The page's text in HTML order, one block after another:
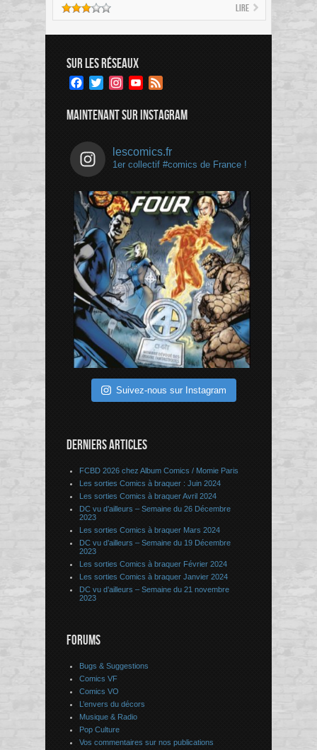
Lire
SUR LES RÉSEAUX
Facebook
TwitterInstagramYouTube
MAINTENANT SUR INSTAGRAM
lescomics.fr
1er collectif #comics de France !
Suivez-nous sur Instagram
DERNIERS ARTICLES
FCBD 2026 chez Album Comics / Momie Paris
Les sorties Comics à braquer : Juin 2024
Les sorties Comics à braquer Avril 2024
DC vu d’ailleurs – Semaine du 26 Décembre
2023
Les sorties Comics à braquer Mars 2024
DC vu d’ailleurs – Semaine du 19 Décembre
2023
Les sorties Comics à braquer Février 2024
Les sorties Comics à braquer Janvier 2024
DC vu d’ailleurs – Semaine du 21 novembre
2023
FORUMS
Bugs & Suggestions
Comics VF
Comics VO
L’envers du décors
Musique & Radio
Pop Culture
Vos commentaires sur nos publications